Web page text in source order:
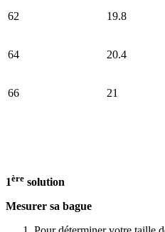
62 19.8
64 20.4
66 21
1ère solution
Mesurer sa bague